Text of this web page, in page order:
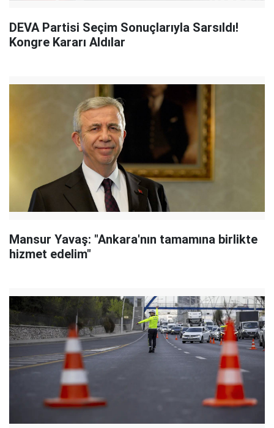
DEVA Partisi Seçim Sonuçlarıyla Sarsıldı!
Kongre Kararı Aldılar
Mansur Yavaş: "Ankara'nın tamamına birlikte
hizmet edelim"